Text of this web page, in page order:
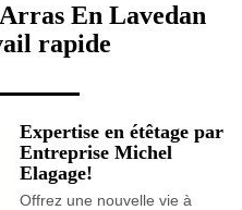
En Lavedan
rapide
Expertise en étêtage par
Entreprise Michel
Elagage!
Offrez une nouvelle vie à